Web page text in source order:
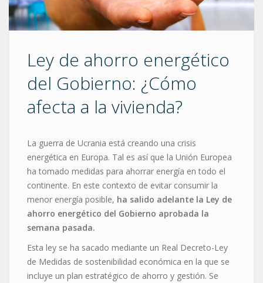
Ley de ahorro energético
del Gobierno: ¿Cómo
afecta a la vivienda?
La guerra de Ucrania está creando una crisis
energética en Europa. Tal es así que la Unión Europea
ha tomado medidas para ahorrar energía en todo el
continente. En este contexto de evitar consumir la
menor energía posible, ha salido adelante la Ley de
ahorro energético del Gobierno aprobada la
semana pasada.
Esta ley se ha sacado mediante un Real Decreto-Ley
de Medidas de sostenibilidad económica en la que se
incluye un plan estratégico de ahorro y gestión. Se